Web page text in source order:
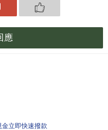
應
立即快速撥款